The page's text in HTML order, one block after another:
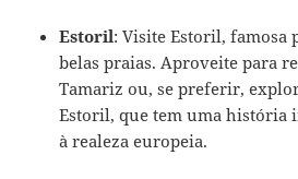
Estoril: Visite Estoril, famosa
belas praias. Aproveite para
Tamariz ou, se preferir,
Estoril, que tem uma história
à realeza europeia.